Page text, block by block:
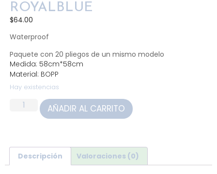
ROYALBLUE
$64.00
Waterproof
Paquete con 20 pliegos de un mismo modelo
Medida: 58cm*58cm
Material: BOPP
Hay existencias
AÑADIR AL CARRITO
Descripción Valoraciones (0)